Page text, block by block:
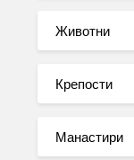
Животни
Крепости
Манастири